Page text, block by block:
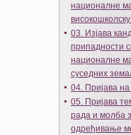
националне
03. Изјава
припадности
националне
суседних
04. Пријава на
05. Пријава
рада и молба
одређивање